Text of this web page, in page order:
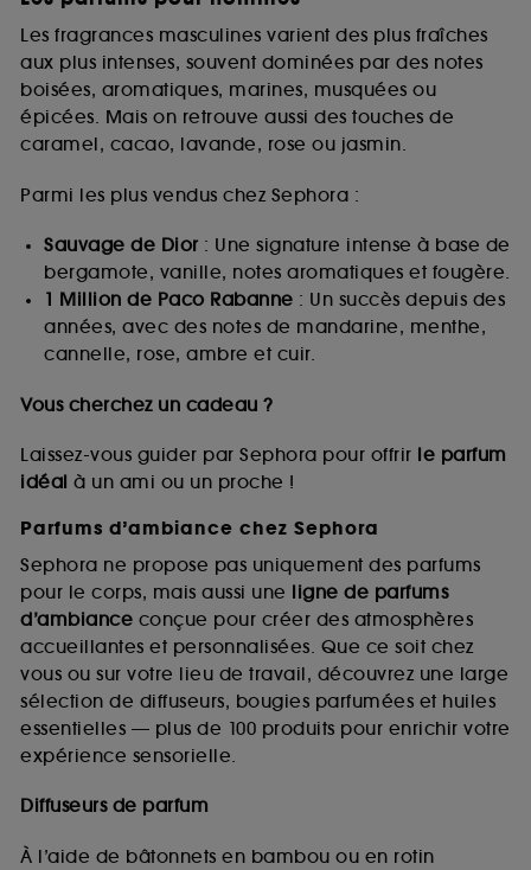
Les fragrances masculines varient des plus fraîches
aux plus intenses, souvent dominées par des notes
boisées, aromatiques, marines, musquées ou
épicées. Mais on retrouve aussi des touches de
caramel, cacao, lavande, rose ou jasmin.
Parmi les plus vendus chez Sephora :
Sauvage de Dior: Une signature intense à base de
bergamote, vanille, notes aromatiques et fougère.
1 Million de Paco Rabanne : Un succès depuis des
années, avec des notes de mandarine, menthe,
cannelle, rose, ambre et cuir.
Vous cherchez un cadeau ?
Laissez-vous guider par Sephora pour offrir le parfum
idéal à un ami ou un proche !
Parfums d’ambiance chez Sephora
Sephora ne propose pas uniquement des parfums
pour le corps, mais aussi une ligne de parfums
d’ambiance conçue pour créer des atmosphères
accueillantes et personnalisées. Que ce soit chez
vous ou sur votre lieu de travail, découvrez une large
sélection de diffuseurs, bougies parfumées et huiles
essentielles — plus de 100 produits pour enrichir votre
expérience sensorielle.
Diffuseurs de parfum
À l’aide de bâtonnets en bambou ou en rotin